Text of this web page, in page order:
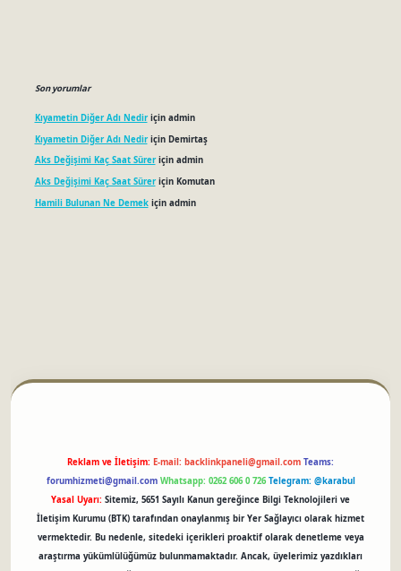
Son yorumlar
Kıyametin Diğer Adı Nediriçin admin
Kıyametin Diğer Adı Nediriçin Demirtaş
Aks Değişimi Kaç Saat Süreriçin admin
Aks Değişimi Kaç Saat Süreriçin Komutan
Hamili Bulunan Ne Demekiçin admin
Reklam ve İletişim: E-mail: backlinkpaneli@gmail.com Teams:
forumhizmeti@gmail.com Whatsapp: 0262 606 0 726 Telegram: @karabul
Yasal Uyarı: Sitemiz, 5651 Sayılı Kanun gereğince Bilgi Teknolojileri ve
İletişim Kurumu (BTK) tarafından onaylanmış bir Yer Sağlayıcı olarak hizmet
vermektedir. Bu nedenle, sitedeki içerikleri proaktif olarak denetleme veya
araştırma yükümlülüğümüz bulunmamaktadır. Ancak, üyelerimiz yazdıkları